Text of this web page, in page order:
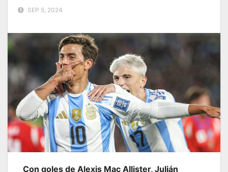
SEP 5, 2024
Con goles de Alexis Mac Allister, Julián